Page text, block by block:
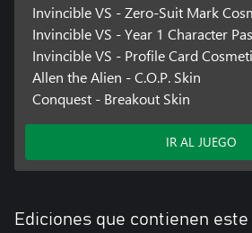
Invincible VS - Zero-Suit Mark
Invincible VS - Year 1 Character
Invincible VS - Profile Card
Allen the Alien - C.O.P. Skin
Conquest - Breakout Skin
IR AL JUEGO
Ediciones que contienen